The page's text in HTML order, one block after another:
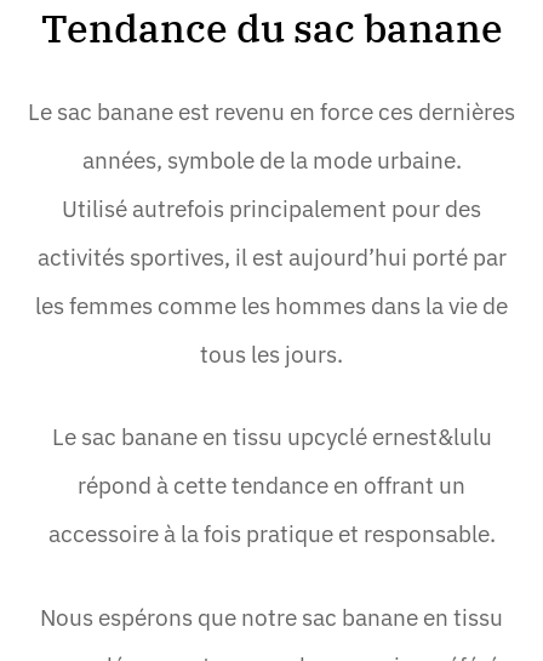
Tendance du sac banane
Le sac banane est revenu en force ces dernières
années, symbole de la mode urbaine.
Utilisé autrefois principalement pour des
activités sportives, il est aujourd’hui porté par
les femmes comme les hommes dans la vie de
tous les jours.
Le sac banane en tissu upcyclé ernest&lulu
répond à cette tendance en offrant un
accessoire à la fois pratique et responsable.
Nous espérons que notre sac banane en tissu